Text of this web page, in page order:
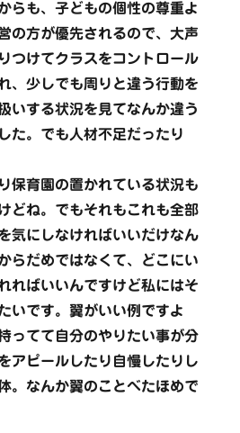
らも、子どもの個性の尊重よ
の方が優先されるので、大声
つけてクラスをコントロール
、少しでも周りと違う行動を
いする状況を見てなんか違う
た。でも人材不足だったり
保育園の置かれている状況も
どね。でもそれもこれも全部
気にしなければいいだけなん
らだめではなくて、どこにい
ればいいんですけど私にはそ
いです。翼がいい例ですよ
ってて自分のやりたい事が分
アピールしたり自慢したりし
。なんか翼のことべたほめで